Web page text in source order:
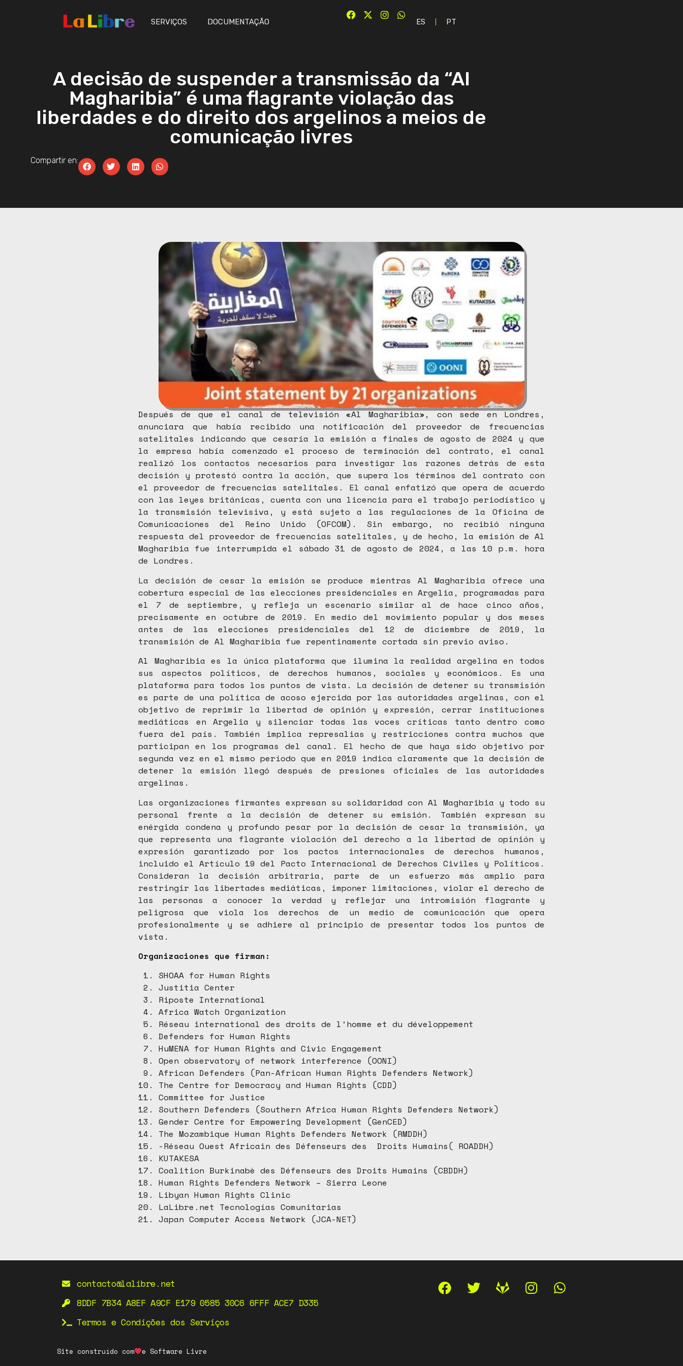
SERVIÇOS DOCUMENTAÇÃO ES PT
A decisão de suspender a transmissão da “Al
Magharibia” é uma flagrante violação das
liberdades e do direito dos argelinos a meios de
comunicação livres
Compartir en:
Después de que el canal de televisión «Al Magharibia», con sede en Londres,
anunciara que había recibido una notificación del proveedor de frecuencias
satelitales indicando que cesaría la emisión a finales de agosto de 2024 y que
la empresa había comenzado el proceso de terminación del contrato, el canal
realizó los contactos necesarios para investigar las razones detrás de esta
decisión y protestó contra la acción, que supera los términos del contrato con
el proveedor de frecuencias satelitales. El canal enfatizó que opera de acuerdo
con las leyes británicas, cuenta con una licencia para el trabajo periodístico y
la transmisión televisiva, y está sujeto a las regulaciones de la Oficina de
Comunicaciones del Reino Unido (OFCOM). Sin embargo, no recibió ninguna
respuesta del proveedor de frecuencias satelitales, y de hecho, la emisión de Al
Magharibia fue interrumpida el sábado 31 de agosto de 2024, a las 10 p.m. hora
de Londres.
La decisión de cesar la emisión se produce mientras Al Magharibia ofrece una
cobertura especial de las elecciones presidenciales en Argelia, programadas para
el 7 de septiembre, y refleja un escenario similar al de hace cinco años,
precisamente en octubre de 2019. En medio del movimiento popular y dos meses
antes de las elecciones presidenciales del 12 de diciembre de 2019, la
transmisión de Al Magharibia fue repentinamente cortada sin previo aviso.
Al Magharibia es la única plataforma que ilumina la realidad argelina en todos
sus aspectos políticos, de derechos humanos, sociales y económicos. Es una
plataforma para todos los puntos de vista. La decisión de detener su transmisión
es parte de una política de acoso ejercida por las autoridades argelinas, con el
objetivo de reprimir la libertad de opinión y expresión, cerrar instituciones
mediáticas en Argelia y silenciar todas las voces críticas tanto dentro como
fuera del país. También implica represalias y restricciones contra muchos que
participan en los programas del canal. El hecho de que haya sido objetivo por
segunda vez en el mismo período que en 2019 indica claramente que la decisión de
detener la emisión llegó después de presiones oficiales de las autoridades
argelinas.
Las organizaciones firmantes expresan su solidaridad con Al Magharibia y todo su
personal frente a la decisión de detener su emisión. También expresan su
enérgida condena y profundo pesar por la decisión de cesar la transmisión, ya
que representa una flagrante violación del derecho a la libertad de opinión y
expresión garantizado por los pactos internacionales de derechos humanos,
incluido el Artículo 19 del Pacto Internacional de Derechos Civiles y Políticos.
Consideran la decisión arbitraria, parte de un esfuerzo más amplio para
restringir las libertades mediáticas, imponer limitaciones, violar el derecho de
las personas a conocer la verdad y reflejar una intromisión flagrante y
peligrosa que viola los derechos de un medio de comunicación que opera
profesionalmente y se adhiere al principio de presentar todos los puntos de
vista.
Organizaciones que firman:
SHOAA for Human Rights
Justitia Center
Riposte International
Africa Watch Organization
Réseau international des droits de l’homme et du développement
Defenders for Human Rights
HuMENA for Human Rights and Civic Engagement
Open observatory of network interference (OONI)
African Defenders (Pan-African Human Rights Defenders Network)
The Centre for Democracy and Human Rights (CDD)
Committee for Justice
Southern Defenders (Southern Africa Human Rights Defenders Network)
Gender Centre for Empowering Development (GenCED)
The Mozambique Human Rights Defenders Network (RMDDH)
-Réseau Ouest Africain des Défenseurs des Droits Humains( ROADDH)
KUTAKESA
Coalition Burkinabè des Défenseurs des Droits Humains (CBDDH)
Human Rights Defenders Network – Sierra Leone
Libyan Human Rights Clinic
LaLibre.net Tecnologías Comunitarias
Japan Computer Access Network (JCA-NET)
contacto@lalibre.net
8DDF 7B34 A8EF A9CF E179 0585 30C6 6FFF ACE7 D335
Termos e Condições dos Serviços
Site construído com e Software Livre